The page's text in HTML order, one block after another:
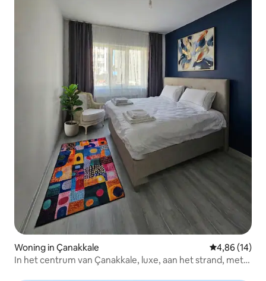
Woning in Çanakkale Gemiddelde
4,86 (14)
In het centrum van Çanakkale, luxe, aan het strand, met